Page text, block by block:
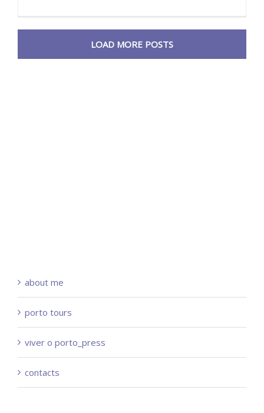
LOAD MORE POSTS
about me
porto tours
viver o porto_press
contacts